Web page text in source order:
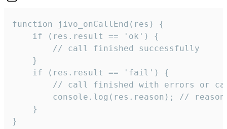
function jivo_onCallEnd(res) {
    if (res.result == 'ok') {
        // call finished successfully
    }
    if (res.result == 'fail') {
// call finished with errors or
console.log(res.reason); //
    }
}